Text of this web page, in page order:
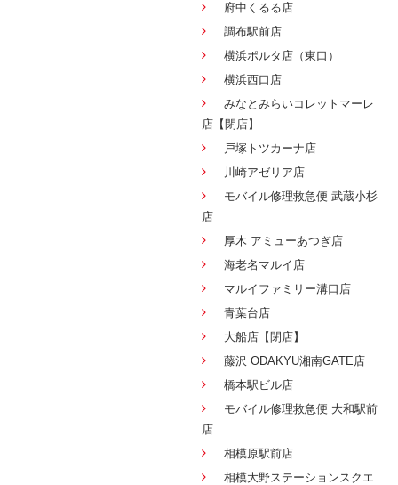
府中くるる店
調布駅前店
横浜ポルタ店（東口）
横浜西口店
みなとみらいコレットマーレ
店【閉店】
戸塚トツカーナ店
川崎アゼリア店
モバイル修理救急便 武蔵小杉
店
厚木 アミューあつぎ店
海老名マルイ店
マルイファミリー溝口店
青葉台店
大船店【閉店】
藤沢 ODAKYU湘南GATE店
橋本駅ビル店
モバイル修理救急便 大和駅前
店
相模原駅前店
相模大野ステーションスクエ